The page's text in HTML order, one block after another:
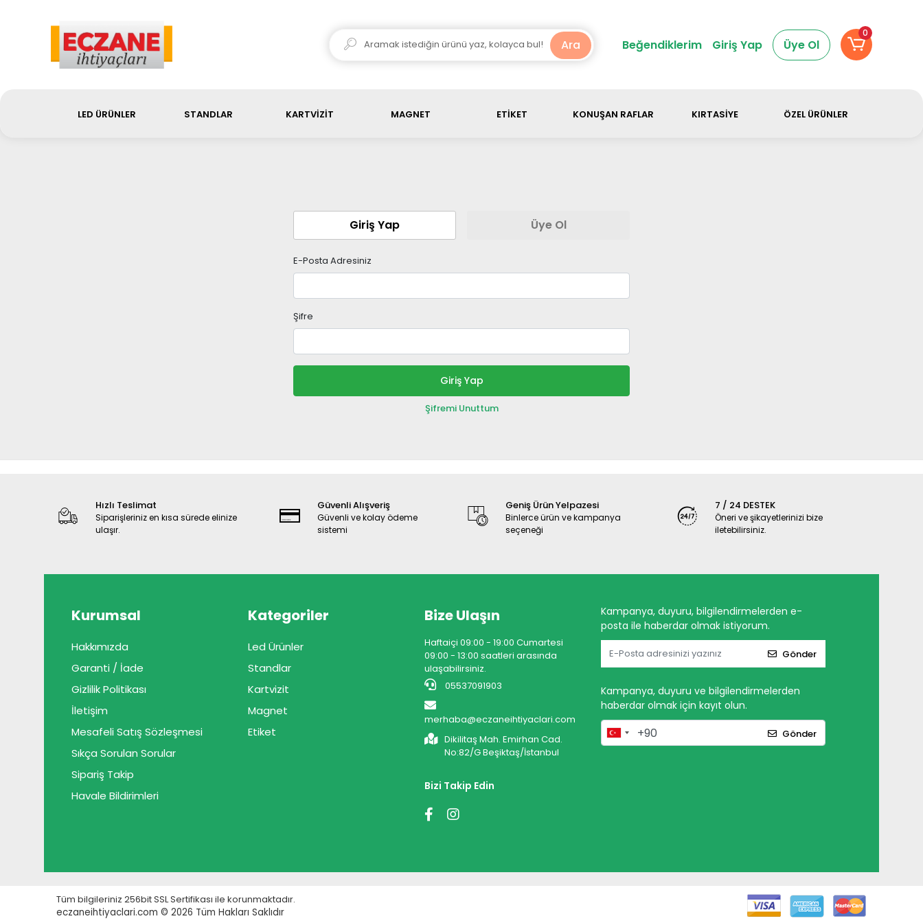
Ara
Beğendiklerim Giriş Yap Üye Ol
0
LED ÜRÜNLER STANDLAR KARTVİZİT MAGNET ETİKET KONUŞAN RAFLAR KIRTASİYE ÖZEL ÜRÜNLER
Giriş Yap Üye Ol
E-Posta Adresiniz
Şifre
Giriş Yap
Şifremi Unuttum
Hızlı Teslimat
Siparişleriniz en kısa sürede elinize
ulaşır.
Güvenli Alışveriş
Güvenli ve kolay ödeme
sistemi
Geniş Ürün Yelpazesi
Binlerce ürün ve kampanya
seçeneği
7 / 24 DESTEK
Öneri ve şikayetlerinizi bize
iletebilirsiniz.
Kurumsal
Hakkımızda
Garanti / İade
Gizlilik Politikası
İletişim
Mesafeli Satış Sözleşmesi
Sıkça Sorulan Sorular
Sipariş Takip
Havale Bildirimleri
Kategoriler
Led Ürünler
Standlar
Kartvizit
Magnet
Etiket
Bize Ulaşın
Haftaiçi 09:00 - 19:00 Cumartesi
09:00 - 13:00 saatleri arasında
ulaşabilirsiniz.
05537091903
merhaba@eczaneihtiyaclari.com
Dikilitaş Mah. Emirhan Cad.
No:82/G Beşiktaş/İstanbul
Bizi Takip Edin
Kampanya, duyuru, bilgilendirmelerden e-
posta ile haberdar olmak istiyorum.
Gönder
Kampanya, duyuru ve bilgilendirmelerden
haberdar olmak için kayıt olun.
Gönder
Tüm bilgileriniz 256bit SSL Sertifikası ile korunmaktadır.
eczaneihtiyaclari.com © 2026 Tüm Hakları Saklıdır